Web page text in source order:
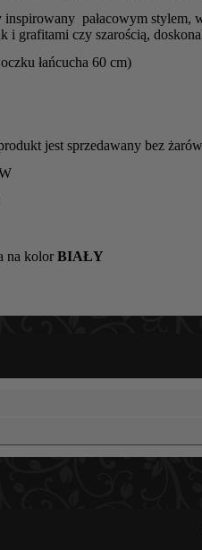
pałacowym stylem,
i grafitami czy szarością,
łańcucha 60 cm)
jest sprzedawany bez
na kolor BIAŁY